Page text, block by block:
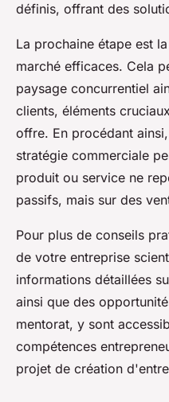
définis, offrant des
La prochaine étape est
marché efficaces. Cela
paysage concurrentiel
clients, éléments
offre. En procédant
stratégie commerciale
produit ou service ne
passifs, mais sur des
Pour plus de conseils
de votre entreprise
informations détaillées
ainsi que des
mentorat, y sont
compétences
projet de création